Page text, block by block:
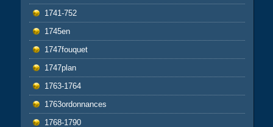
1741-752
1745en
1747fouquet
1747plan
1763-1764
1763ordonnances
1768-1790